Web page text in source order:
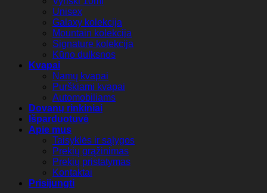
Unisex
Galaxy kolekcija
Mountain kolekcija
Signature kolekcija
Kūno dulksnos
Kvapai
Namų kvapai
Purškiami kvapai
Automobiliams
Dovanų rinkiniai
Išparduotuvė
Apie mus
Taisyklės ir sąlygos
Prekių grąžinimas
Prekių pristatymas
Kontaktai
Prisijungti